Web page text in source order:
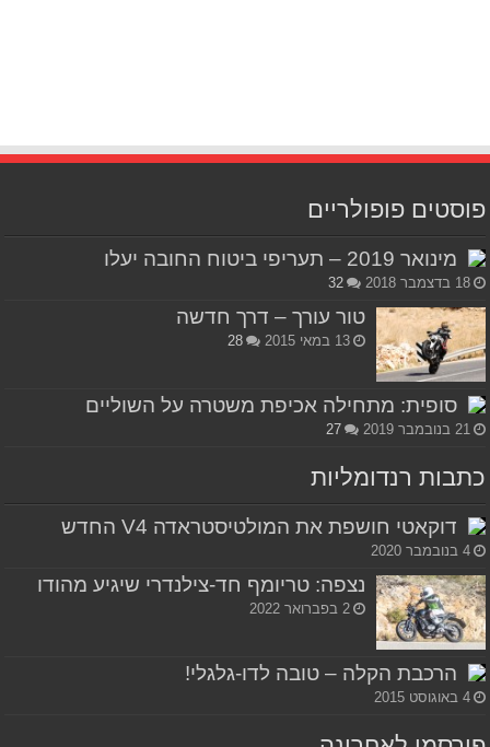
פוסטים פופולריים
מינואר 2019 – תעריפי ביטוח החובה יעלו
18 בדצמבר 2018 32
טור עורך – דרך חדשה
13 במאי 2015 28
סופית: מתחילה אכיפת משטרה על השוליים
21 בנובמבר 2019 27
כתבות רנדומליות
דוקאטי חושפת את המולטיסטראדה V4 החדש
4 בנובמבר 2020
נצפה: טריומף חד-צילנדרי שיגיע מהודו
2 בפברואר 2022
הרכבת הקלה – טובה לדו-גלגלי!
4 באוגוסט 2015